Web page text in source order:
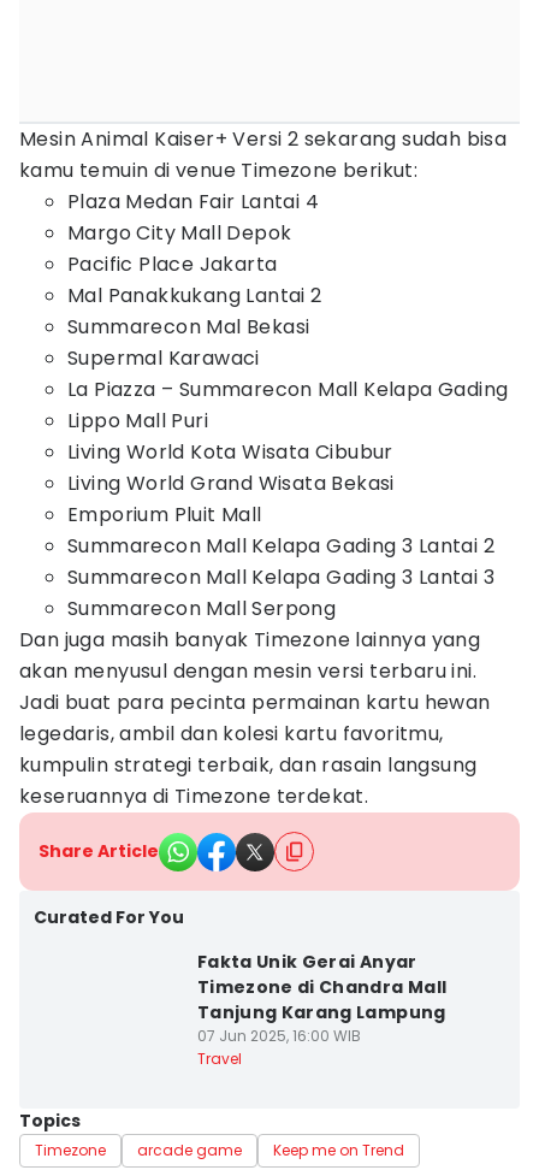
Mesin Animal Kaiser+ Versi 2 sekarang sudah bisa
kamu temuin di venue Timezone berikut:
Plaza Medan Fair Lantai 4
Margo City Mall Depok
Pacific Place Jakarta
Mal Panakkukang Lantai 2
Summarecon Mal Bekasi
Supermal Karawaci
La Piazza – Summarecon Mall Kelapa Gading
Lippo Mall Puri
Living World Kota Wisata Cibubur
Living World Grand Wisata Bekasi
Emporium Pluit Mall
Summarecon Mall Kelapa Gading 3 Lantai 2
Summarecon Mall Kelapa Gading 3 Lantai 3
Summarecon Mall Serpong
Dan juga masih banyak Timezone lainnya yang
akan menyusul dengan mesin versi terbaru ini.
Jadi buat para pecinta permainan kartu hewan
legedaris, ambil dan kolesi kartu favoritmu,
kumpulin strategi terbaik, dan rasain langsung
keseruannya di Timezone terdekat.
Share Article
Curated For You
Fakta Unik Gerai Anyar
Timezone di Chandra Mall
Tanjung Karang Lampung
07 Jun 2025, 16:00 WIB
Travel
Topics
Timezone arcade game Keep me on Trend